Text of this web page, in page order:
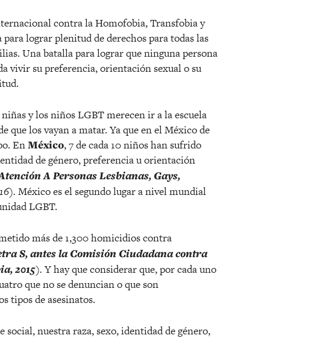
contra la Homofobia, Transfobia y
lograr plenitud de derechos para todas las
Una batalla para lograr que ninguna persona
vivir su preferencia, orientación sexual o su
y los niños LGBT merecen ir a la escuela
que los vayan a matar. Ya que en el México de
EnMéxico, 7 de cada 10 niños han sufrido
de género, preferencia u orientación
A Personas Lesbianas, Gays,
México es el segundo lugar a nivel mundial
LGBT.
más de 1,300 homicidios contra
S, antes la Comisión Ciudadana contra
2015). Y hay que considerar que, por cada uno
que no se denuncian o que son
tipos de asesinatos.
nuestra raza, sexo, identidad de género,